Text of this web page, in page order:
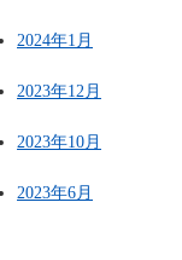
2024年1月
2023年12月
2023年10月
2023年6月